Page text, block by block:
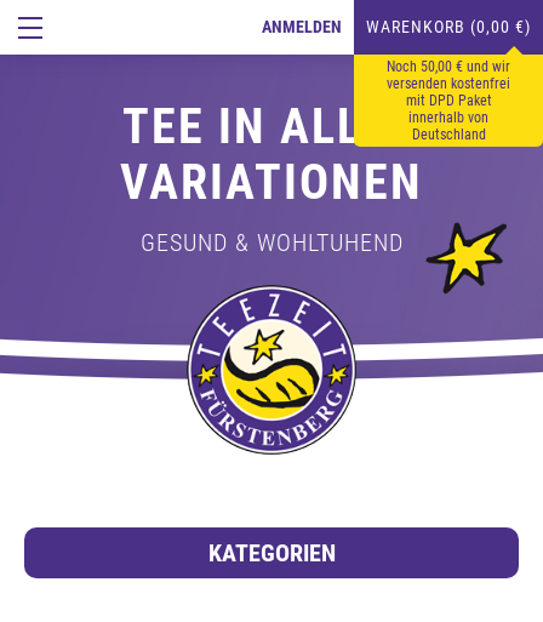
ANMELDEN WARENKORB (0,00 €)
Noch 50,00 € und wir
versenden kostenfrei
mit DPD Paket
innerhalb von
Deutschland
TEE IN ALLEN
VARIATIONEN
GESUND & WOHLTUHEND
KATEGORIEN